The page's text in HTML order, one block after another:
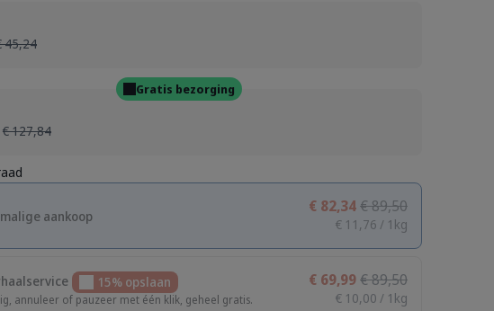
45,24
Gratis bezorging
€ 127,84
aankoop € 82,34€ 89,50
€ 11,76 / 1kg
15% opslaan
annuleer of pauzeer met één klik, geheel gratis.
€ 69,99€ 89,50
€ 10,00 / 1kg